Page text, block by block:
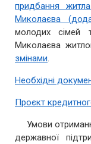
придбання
Миколаєва
молодих сімей
Миколаєва
змінами.
Необхідні
Проєкт
Умови
державної